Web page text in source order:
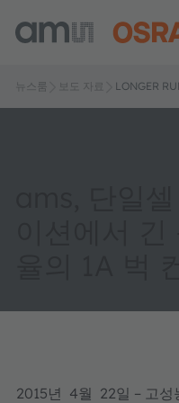
뉴스룸 보도 자료 LONGER
2015년 4월 22일 – 고성